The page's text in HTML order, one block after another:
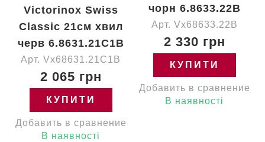
Victorinox Swiss
Classic 21см хвил
черв 6.8631.21C1B
Арт. Vx68631.21C1B
2 065 грн
КУПИТИ
Добавить в сравнение
В наявності
чорн 6.8633.22B
Арт. Vx68633.22B
2 330 грн
КУПИТИ
Добавить в сравнение
В наявності